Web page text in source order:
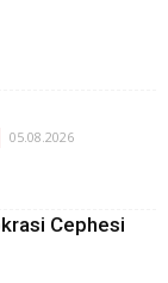
05.08.2026
Cephesi